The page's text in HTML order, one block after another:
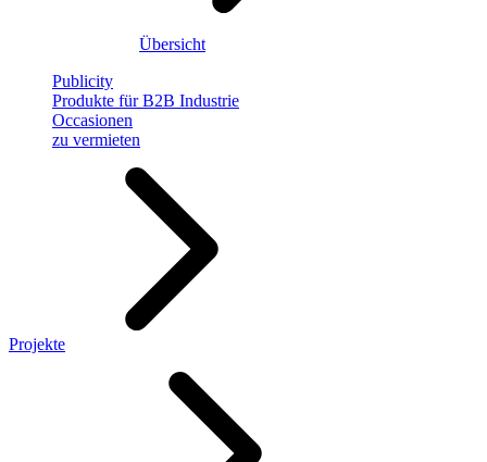
Übersicht
Publicity
Produkte für B2B Industrie
Occasionen
zu vermieten
Projekte